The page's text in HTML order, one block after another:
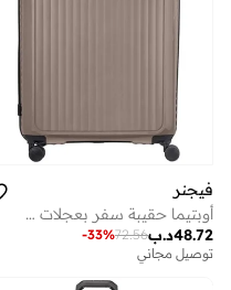
فيجنر
أوبتيما حقيبة سفر بعجلات 84 سم بنية قابلة للتوسيع - 653318
د.ب48.72
72.56
-33%
توصيل مجاني